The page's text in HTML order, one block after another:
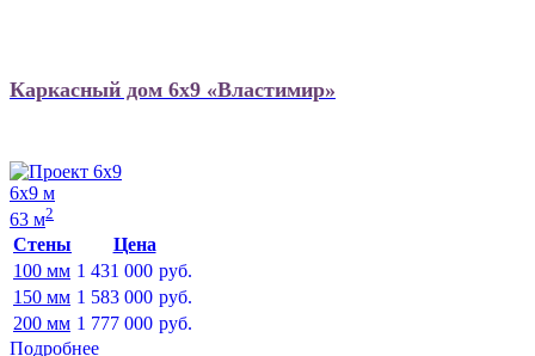
Каркасный дом 6х9 «Властимир»
6х9 м
63 м2
Стены
Цена
100 мм 1 431 000 руб.
150 мм 1 583 000 руб.
200 мм 1 777 000 руб.
Подробнее